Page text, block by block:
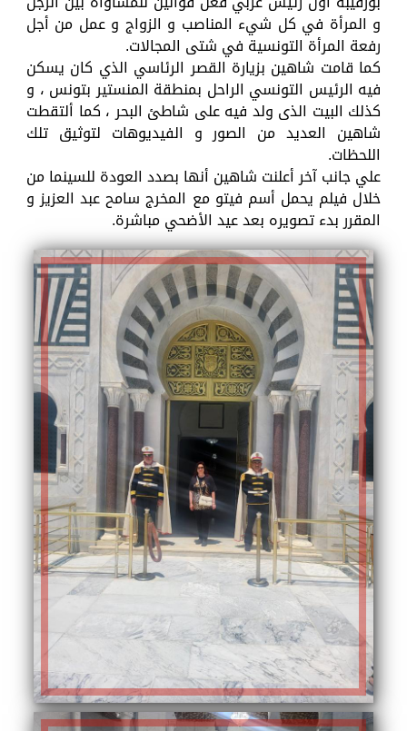
و المرأة في كل شيء المناصب و الزواج و عمل من أجل
رفعة المرأة التونسية في شتى المجالات.
كما قامت شاهين بزيارة القصر الرئاسي الذي كان يسكن
فيه الرئيس التونسي الراحل بمنطقة المنستير بتونس ، و
كذلك البيت الذى ولد فيه على شاطئ البحر ، كما ألتقطت
شاهين العديد من الصور و الفيديوهات لتوثيق تلك
اللحظات.
علي جانب آخر أعلنت شاهين أنها بصدد العودة للسينما من
خلال فيلم يحمل أسم فيتو مع المخرج سامح عبد العزيز و
المقرر بدء تصويره بعد عيد الأضحي مباشرة.